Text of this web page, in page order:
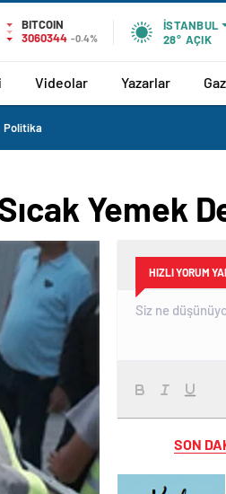
BITCOIN
3060344 -0.4%
İSTANBUL
28° AÇIK
Videolar Yazarlar
Politika
Yemek
HIZLI YORUM
SON